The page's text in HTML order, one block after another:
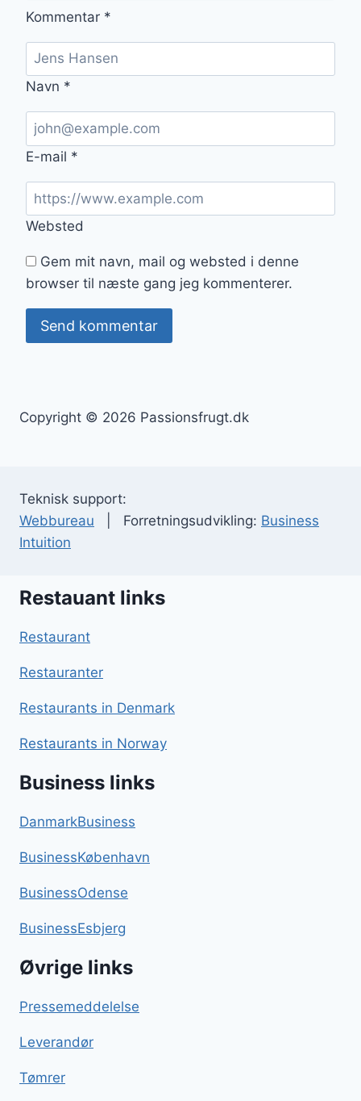
Kommentar *
Navn *
E-mail *
Websted
Gem mit navn, mail og websted i denne
browser til næste gang jeg kommenterer.
Copyright © 2026 Passionsfrugt.dk
Teknisk support:
Webbureau | Forretningsudvikling: Business
Intuition
Restauant links
Restaurant
Restauranter
Restaurants in Denmark
Restaurants in Norway
Business links
DanmarkBusiness
BusinessKøbenhavn
BusinessOdense
BusinessEsbjerg
Øvrige links
Pressemeddelelse
Leverandør
Tømrer